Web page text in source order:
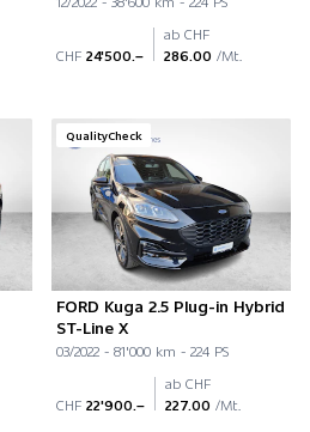
CHF 24'500.–
ab CHF
286.00 /Mt.
QualityCheck
FORD Kuga 2.5 Plug-in Hybrid
ST-Line X
03/2022 - 81'000 km - 224 PS
CHF 22'900.–
ab CHF
227.00 /Mt.